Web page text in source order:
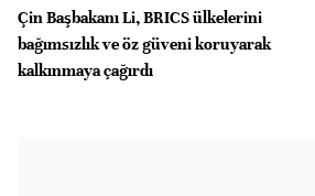
Çin Başbakanı Li, BRICS ülkelerini
bağımsızlık ve öz güveni koruyarak
kalkınmaya çağırdı